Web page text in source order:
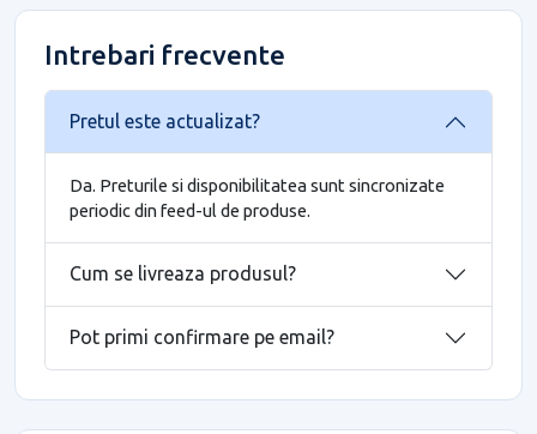
Intrebari frecvente
Pretul este actualizat?
Da. Preturile si disponibilitatea sunt sincronizate
periodic din feed-ul de produse.
Cum se livreaza produsul?
Pot primi confirmare pe email?